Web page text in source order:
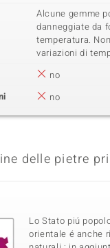
Alcune gemme
danneggiate da
temperatura.
variazioni di
no
no
delle pietre
Lo Stato piú
orientale é anche